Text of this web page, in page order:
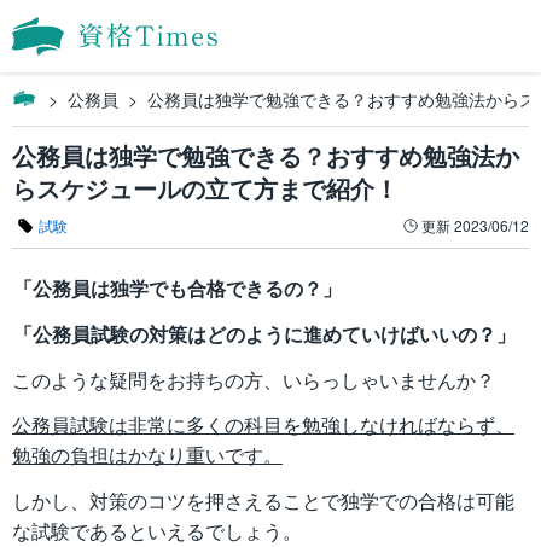
公務員 公務員は独学で勉強できる？おすすめ勉強法から
公務員は独学で勉強できる？おすすめ勉強法か
らスケジュールの立て方まで紹介！
試験 更新2023/06/12
「公務員は独学でも合格できるの？」
「公務員試験の対策はどのように進めていけばいいの？」
このような疑問をお持ちの方、いらっしゃいませんか？
公務員試験は非常に多くの科目を勉強しなければならず、
勉強の負担はかなり重いです。
しかし、対策のコツを押さえることで独学での合格は可能
な試験であるといえるでしょう。